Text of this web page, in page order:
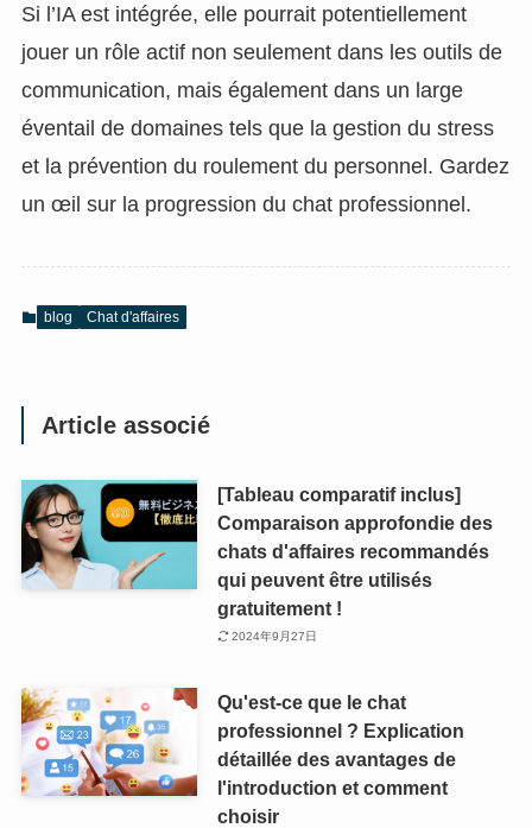
Si l’IA est intégrée, elle pourrait potentiellement
jouer un rôle actif non seulement dans les outils de
communication, mais également dans un large
éventail de domaines tels que la gestion du stress
et la prévention du roulement du personnel. Gardez
un œil sur la progression du chat professionnel.
blog Chat d'affaires
Article associé
[Tableau comparatif inclus]
Comparaison approfondie des
chats d'affaires recommandés
qui peuvent être utilisés
gratuitement !
2024年9月27日
Qu'est-ce que le chat
professionnel ? Explication
détaillée des avantages de
l'introduction et comment
choisir